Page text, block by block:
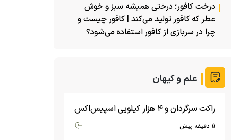
درخت کافور؛ درختی همیشه سبز و خوش
عطر که کافور تولید می‌کند | کافور چیست و
چرا در سربازی از کافور استفاده می‌شود؟
علم و کیهان
راکت سرگردان و ۴ هزار کیلویی اسپیس‌اکس
۵ دقیقه پیش